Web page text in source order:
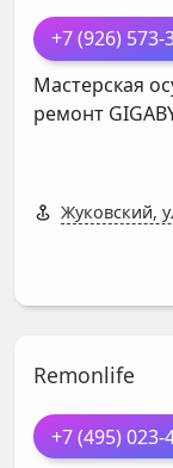
+7 (926) 573-
Мастерская
ремонт
Жуковский,
Remonlife
+7 (495) 023-